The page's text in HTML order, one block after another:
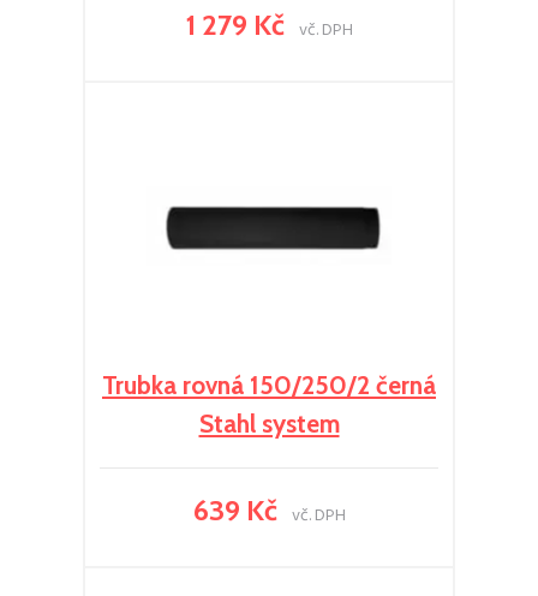
1 279 Kč vč. DPH
Trubka rovná 150/250/2 černá
Stahl system
639 Kč vč. DPH